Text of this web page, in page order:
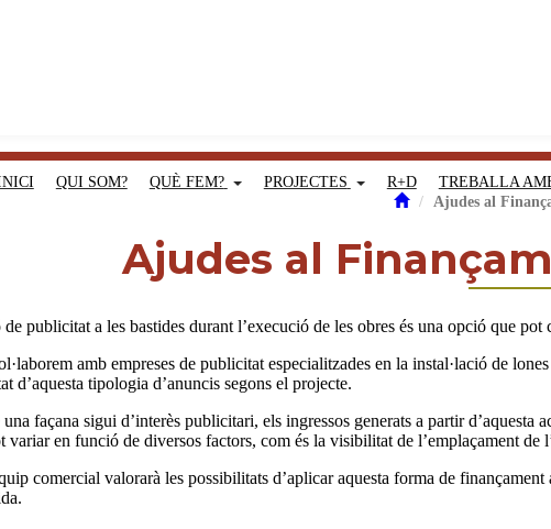
QUI SOM? QUÈ FEM? PROJECTES R+D TREBALLA
Ajudes al
Ajudes al
publicitat a les bastides durant l’execució de les obres és una opció que
amb empreses de publicitat especialitzades en la instal·lació de
d’aquesta tipologia d’anuncis segons el projecte.
una façana sigui d’interès publicitari, els ingressos generats a partir
variar en funció de diversos factors, com és la visibilitat de l’emplaçament de
comercial valorarà les possibilitats d’aplicar aquesta forma de